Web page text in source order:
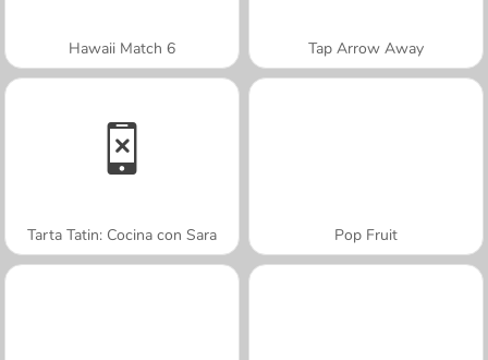
Hawaii Match 6 Tap Arrow Away
Tarta Tatin: Cocina con Sara Pop Fruit